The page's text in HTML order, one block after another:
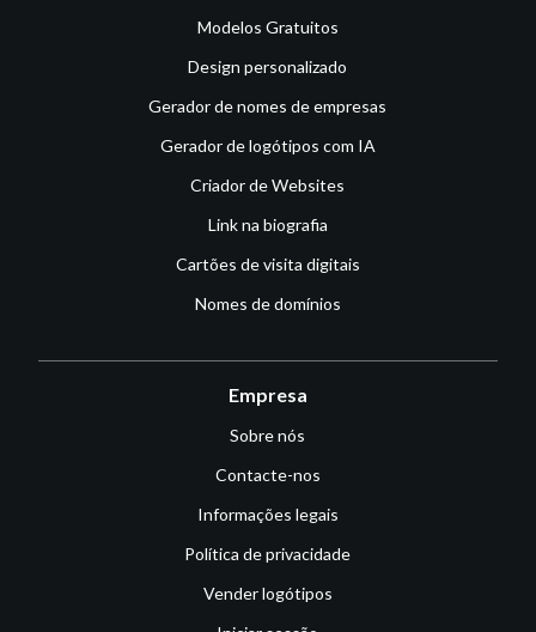
Modelos Gratuitos
Design personalizado
Gerador de nomes de empresas
Gerador de logótipos com IA
Criador de Websites
Link na biografia
Cartões de visita digitais
Nomes de domínios
Empresa
Sobre nós
Contacte-nos
Informações legais
Política de privacidade
Vender logótipos